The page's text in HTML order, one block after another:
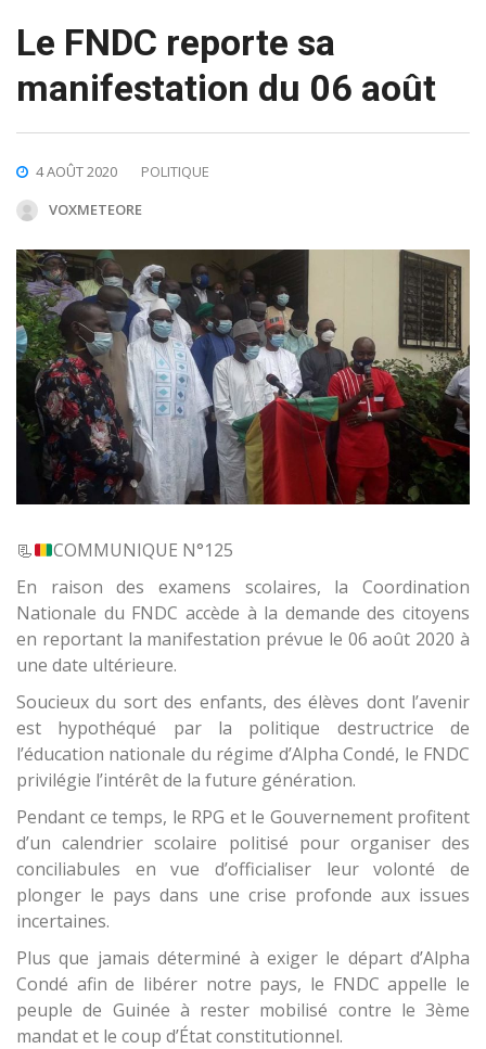
Le FNDC reporte sa
manifestation du 06 août
4 AOÛT 2020
POLITIQUE
VOXMETEORE
📃
COMMUNIQUE N°125
En raison des examens scolaires, la Coordination
Nationale du FNDC accède à la demande des citoyens
en reportant la manifestation prévue le 06 août 2020 à
une date ultérieure.
Soucieux du sort des enfants, des élèves dont l’avenir
est hypothéqué par la politique destructrice de
l’éducation nationale du régime d’Alpha Condé, le FNDC
privilégie l’intérêt de la future génération.
Pendant ce temps, le RPG et le Gouvernement profitent
d’un calendrier scolaire politisé pour organiser des
conciliabules en vue d’officialiser leur volonté de
plonger le pays dans une crise profonde aux issues
incertaines.
Plus que jamais déterminé à exiger le départ d’Alpha
Condé afin de libérer notre pays, le FNDC appelle le
peuple de Guinée à rester mobilisé contre le 3ème
mandat et le coup d’État constitutionnel.